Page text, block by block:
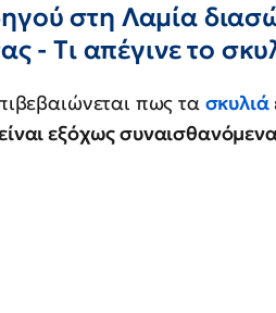
στη Λαμία
- Tι απέγινε το
πως τα σκυλιά
εξόχως